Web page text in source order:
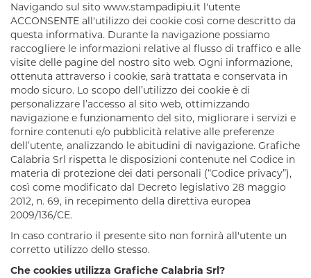
Navigando sul sito www.stampadipiu.it l'utente
ACCONSENTE all'utilizzo dei cookie così come descritto da
questa informativa. Durante la navigazione possiamo
raccogliere le informazioni relative al flusso di traffico e alle
visite delle pagine del nostro sito web. Ogni informazione,
ottenuta attraverso i cookie, sarà trattata e conservata in
modo sicuro. Lo scopo dell’utilizzo dei cookie è di
personalizzare l’accesso al sito web, ottimizzando
navigazione e funzionamento del sito, migliorare i servizi e
fornire contenuti e/o pubblicità relative alle preferenze
dell’utente, analizzando le abitudini di navigazione. Grafiche
Calabria Srl rispetta le disposizioni contenute nel Codice in
materia di protezione dei dati personali (“Codice privacy”),
così come modificato dal Decreto legislativo 28 maggio
2012, n. 69, in recepimento della direttiva europea
2009/136/CE.
In caso contrario il presente sito non fornirà all'utente un
corretto utilizzo dello stesso.
Che cookies utilizza Grafiche Calabria Srl ?